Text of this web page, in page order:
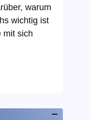
warum
wichtig ist
mit sich